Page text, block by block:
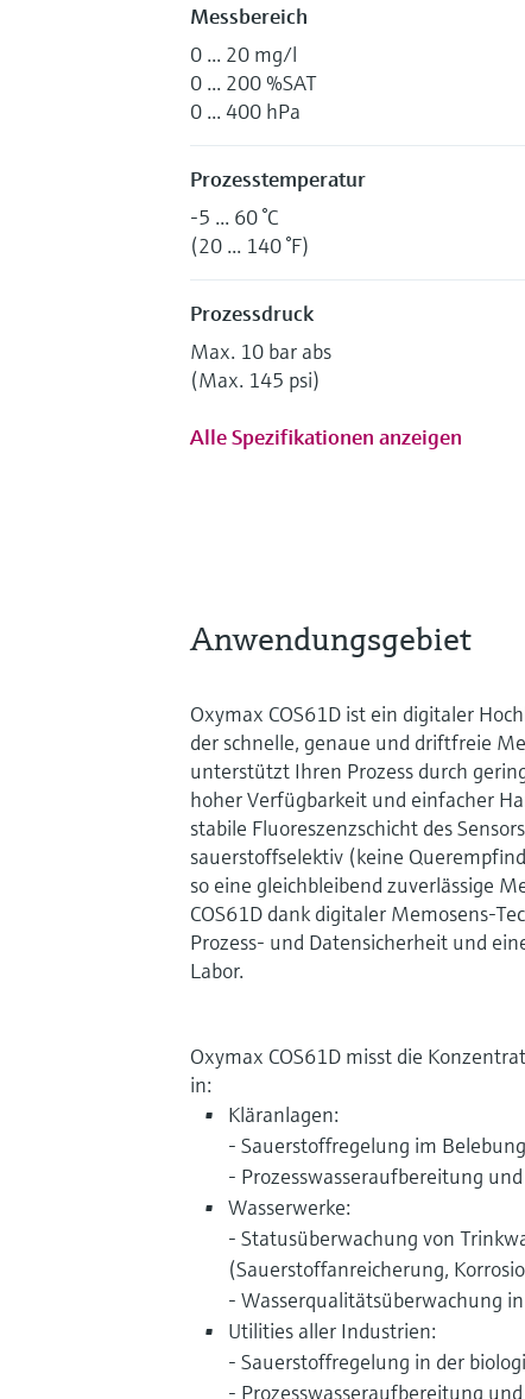
Messbereich
0 ... 20 mg/l
0 ... 200 %SAT
0 ... 400 hPa
Prozesstemperatur
-5 ... 60 °C
(20 ... 140 °F)
Prozessdruck
Max. 10 bar abs
(Max. 145 psi)
Alle Spezifikationen anzeigen
Anwendungsgebiet
Oxymax COS61D ist ein digitaler
der schnelle, genaue und driftfreie
unterstützt Ihren Prozess durch
hoher Verfügbarkeit und einfacher
stabile Fluoreszenzschicht des
sauerstoffselektiv (keine
so eine gleichbleibend zuverlässige
COS61D dank digitaler Memosens-
Prozess- und Datensicherheit und
Labor.
Oxymax COS61D misst die
in:
Kläranlagen:
- Sauerstoffregelung im
- Prozesswasseraufbereitung
Wasserwerke:
- Statusüberwachung von
(Sauerstoffanreicherung,
- Wasserqualitätsüberwachung
Utilities aller Industrien:
- Sauerstoffregelung in der
- Prozesswasseraufbereitung